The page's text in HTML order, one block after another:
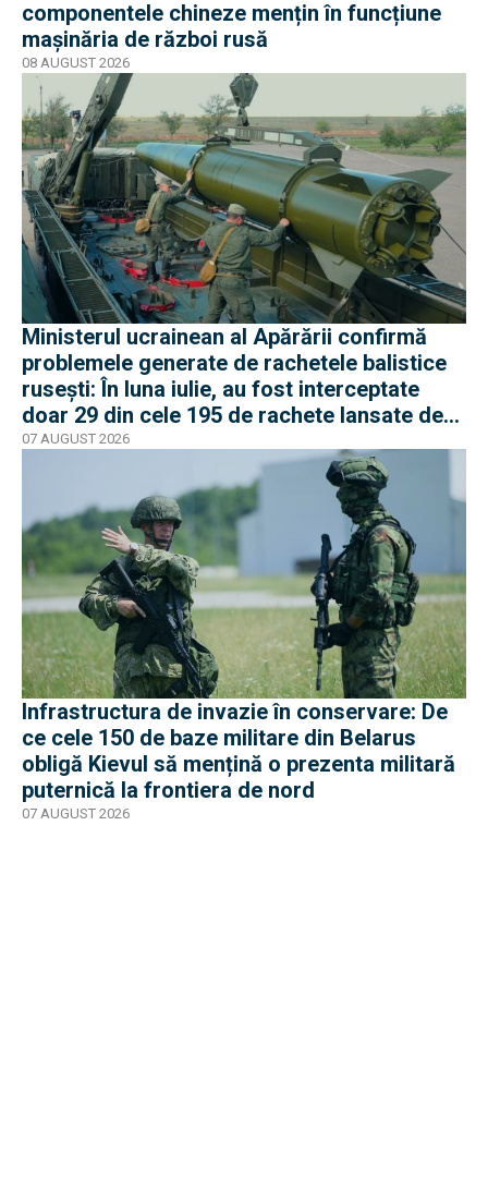
componentele chineze mențin în funcțiune
mașinăria de război rusă
08 AUGUST 2026
Ministerul ucrainean al Apărării confirmă
problemele generate de rachetele balistice
rusești: În luna iulie, au fost interceptate
doar 29 din cele 195 de rachete lansate de
armata rusă
07 AUGUST 2026
Infrastructura de invazie în conservare: De
ce cele 150 de baze militare din Belarus
obligă Kievul să mențină o prezenta militară
puternică la frontiera de nord
07 AUGUST 2026